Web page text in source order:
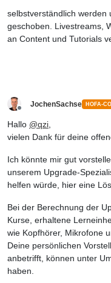
selbstverständlich werden
geschoben. Livestreams,
an Content und Tutorials
JochenSachse HOFA-
Hallo @qzi
vielen Dank für deine
Ich könnte mir gut
unserem Upgrade-
helfen würde, hier eine
Bei der Berechnung der
Kurse, erhaltene
wie Kopfhörer, Mikrofone
Deine persönlichen
anbetrifft, können unter
haben.